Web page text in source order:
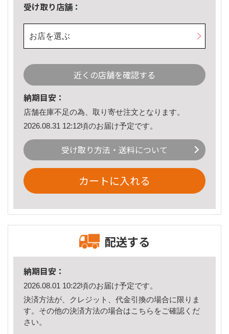
受け取り店舗：
お店を選ぶ
近くの店舗を確認する
納期目安：
店舗在庫不足の為、取り寄せ注文となります。
2026.08.31 12:12頃のお届け予定です。
受け取り方法・送料について
カートに入れる
配送する
納期目安：
2026.08.01 10:22頃のお届け予定です。
決済方法が、クレジット、代金引換の場合に限りま
す。その他の決済方法の場合はこちら をご確認くだ
さい。